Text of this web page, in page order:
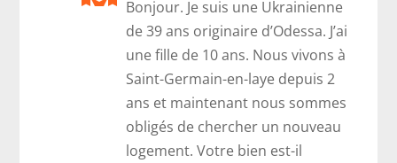
Bonjour. Je suis une Ukrainienne
de 39 ans originaire d’Odessa. J’ai
une fille de 10 ans. Nous vivons à
Saint-Germain-en-laye depuis 2
ans et maintenant nous sommes
obligés de chercher un nouveau
logement. Votre bien est-il